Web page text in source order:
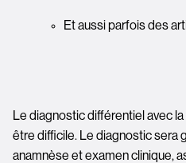
Et aussi parfois des
Le diagnostic différentiel avec
être difficile. Le diagnostic sera
anamnèse et examen clinique,